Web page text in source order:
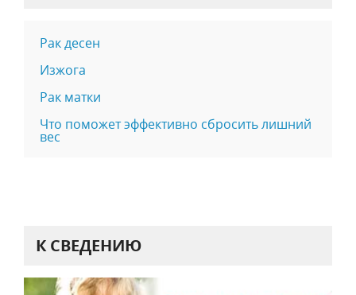
Рак десен
Изжога
Рак матки
Что поможет эффективно сбросить лишний
вес
К СВЕДЕНИЮ